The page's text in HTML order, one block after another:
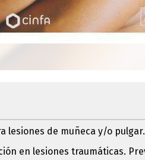
lesiones de muñeca y/o
en lesiones traumáticas.